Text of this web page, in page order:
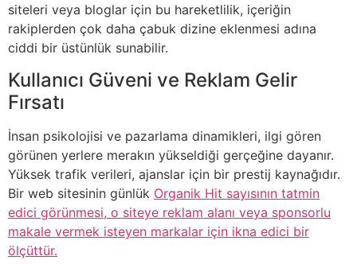
siteleri veya bloglar için bu hareketlilik, içeriğin
rakiplerden çok daha çabuk dizine eklenmesi adına
ciddi bir üstünlük sunabilir.
Kullanıcı Güveni ve Reklam Gelir
Fırsatı
İnsan psikolojisi ve pazarlama dinamikleri, ilgi gören
görünen yerlere merakın yükseldiği gerçeğine dayanır.
Yüksek trafik verileri, ajanslar için bir prestij kaynağıdır.
Bir web sitesinin günlük Organik Hit sayısının tatmin
edici görünmesi, o siteye reklam alanı veya sponsorlu
makale vermek isteyen markalar için ikna edici bir
ölçüttür.